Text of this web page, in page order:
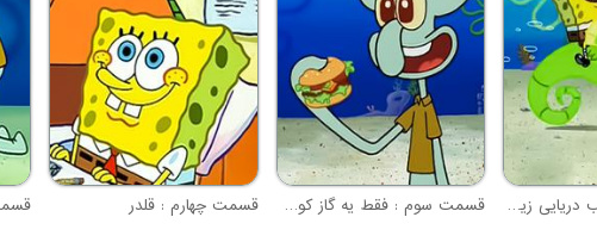
قسمت دوم : اسب دریایی زیبای من قسمت سوم : فقط یه گاز کوچولو قسمت چهارم : قلدر